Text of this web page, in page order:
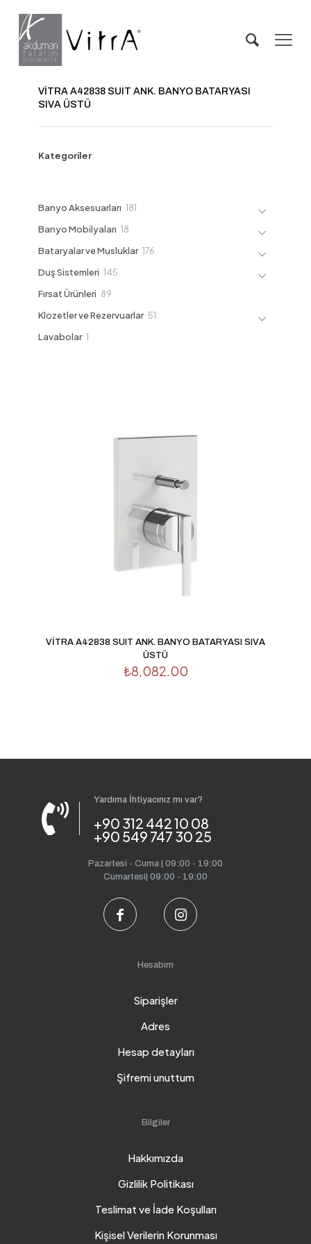
VİTRA A42838 SUIT ANK. BANYO BATARYASI
SIVA ÜSTÜ
Kategoriler
Banyo Aksesuarları 181
Banyo Mobilyaları 18
Bataryalar ve Musluklar 176
Duş Sistemleri 145
Fırsat Ürünleri 89
Klozetler ve Rezervuarlar 51
Lavabolar 1
VİTRA A42838 SUIT ANK. BANYO BATARYASI SIVA
ÜSTÜ
₺8,082.00
Yardıma İhtiyacınız mı var?
+90 312 442 10 08
+90 549 747 30 25
Pazartesi - Cuma | 09:00 - 19:00
Cumartesi| 09:00 - 19:00
Hesabım
Siparişler
Adres
Hesap detayları
Şifremi unuttum
Bilgiler
Hakkımızda
Gizlilik Politikası
Teslimat ve İade Koşulları
Kişisel Verilerin Korunması